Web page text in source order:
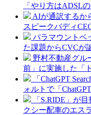
「やり方はADSL
AIが通訳するか
スピークバディ
パラマウントベ
た課題からCVCが
野村不動産グル
前」に実施した「
「ChatGPT
ォルトで「
「S.RIDE」が
クシー配車のエス